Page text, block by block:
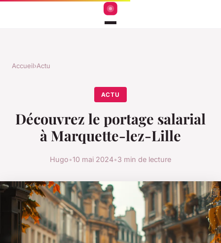
Accueil›Actu
ACTU
Découvrez le portage salarial
à Marquette-lez-Lille
Hugo•10 mai 2024•3 min de lecture